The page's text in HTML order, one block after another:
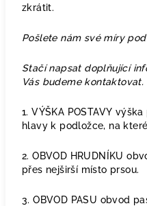
zkrátit.
Pošlete nám své míry
Stačí napsat doplňující
Vás budeme kontaktovat.
1. VÝŠKA POSTAVY
hlavy k podložce, na
2. OBVOD HRUDNÍKU
přes nejširší místo prsou.
3. OBVOD PASU obvod